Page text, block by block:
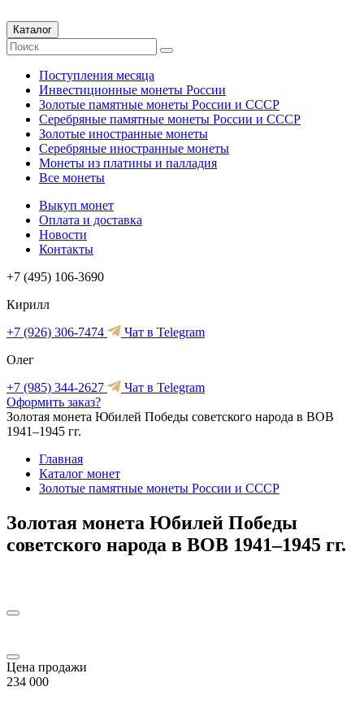
Каталог
Поступления месяца
Инвестиционные монеты России
Золотые памятные монеты России и СССР
Серебряные памятные монеты России и СССР
Золотые иностранные монеты
Серебряные иностранные монеты
Монеты из платины и палладия
Все монеты
Выкуп монет
Оплата и доставка
Новости
Контакты
+7 (495) 106-3690
Кирилл
+7 (926) 306-7474
Чат в Telegram
Олег
+7 (985) 344-2627
Чат в Telegram
Оформить заказ?
Золотая монета Юбилей Победы советского народа в ВОВ
1941–1945 гг.
Главная
Каталог монет
Золотые памятные монеты России и СССР
Золотая монета Юбилей Победы
советского народа в ВОВ 1941–1945 гг.
Цена продажи
234 000